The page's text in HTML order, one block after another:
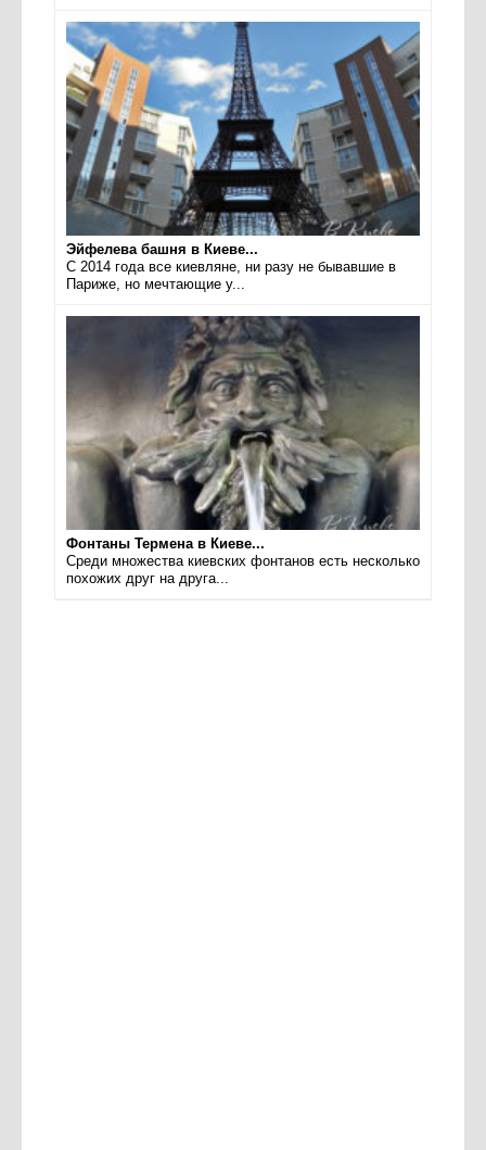
Эйфелева башня в Киеве...
С 2014 года все киевляне, ни разу не бывавшие в
Париже, но мечтающие у...
Фонтаны Термена в Киеве...
Среди множества киевских фонтанов есть несколько
похожих друг на друга...